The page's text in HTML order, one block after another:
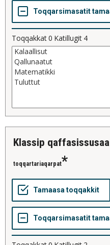
Toqqakkat0 Katillugit 4
klassip qaffasissusaa
toqqartariaqarpat